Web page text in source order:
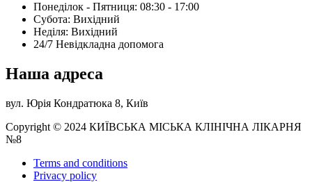
Понеділок - Пятниця: 08:30 - 17:00
Субота: Вихідний
Нeділя: Вихідний
24/7 Невідкладна допомога
Наша адреса
вул. Юрія Кондратюка 8, Київ
Copyright © 2024 КИЇВСЬКА МІСЬКА КЛІНІЧНА ЛІКАРНЯ
№8
Terms and conditions
Privacy policy